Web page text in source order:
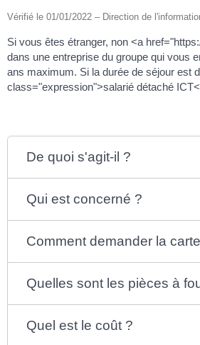
Vérifié le 01/01/2022 – Direction de
Si vous êtes étranger, non <a
dans une entreprise du groupe qui vous
ans maximum. Si la durée de séjour est
class="expression">salarié détaché
De quoi s'agit-il ?
Qui est concerné ?
Comment demander la
Quelles sont les pièces à
Quel est le coût ?